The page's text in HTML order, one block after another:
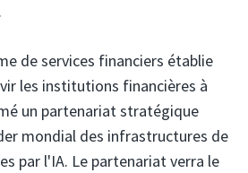
de services financiers établie
les institutions financières à
un partenariat stratégique
mondial des infrastructures de
par l'IA. Le partenariat verra le